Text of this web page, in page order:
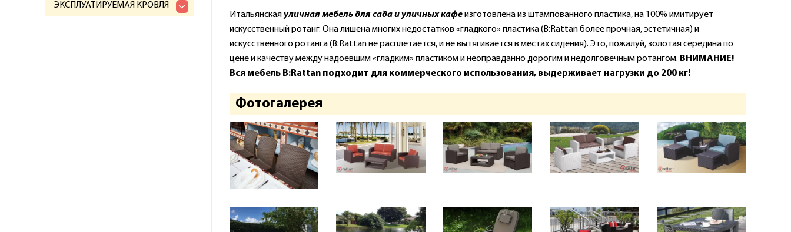
Итальянскаяуличная мебель для сада и уличных кафеизготовлена из штампованного пластика, на 100% имитирует
искусственный ротанг. Она лишена многих недостатков «гладкого» пластика (B:Rattan более прочная, эстетичная) и
искусственного ротанга (B:Rattan не расплетается, и не вытягивается в местах сидения). Это, пожалуй, золотая середина по
цене и качеству между надоевшим «гладким» пластиком и неоправданно дорогим и недолговечным ротангом. ВНИМАНИЕ!
Вся мебель B:Rattan подходит для коммерческого использования, выдерживает нагрузки до 200 кг!
Фотогалерея
ЭКСПЛУАТИРУЕМАЯ КРОВЛЯ